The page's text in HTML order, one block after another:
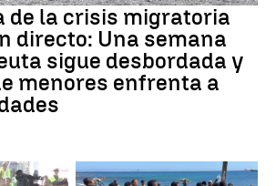
de la crisis migratoria
directo: Una semana
sigue desbordada y
menores enfrenta a